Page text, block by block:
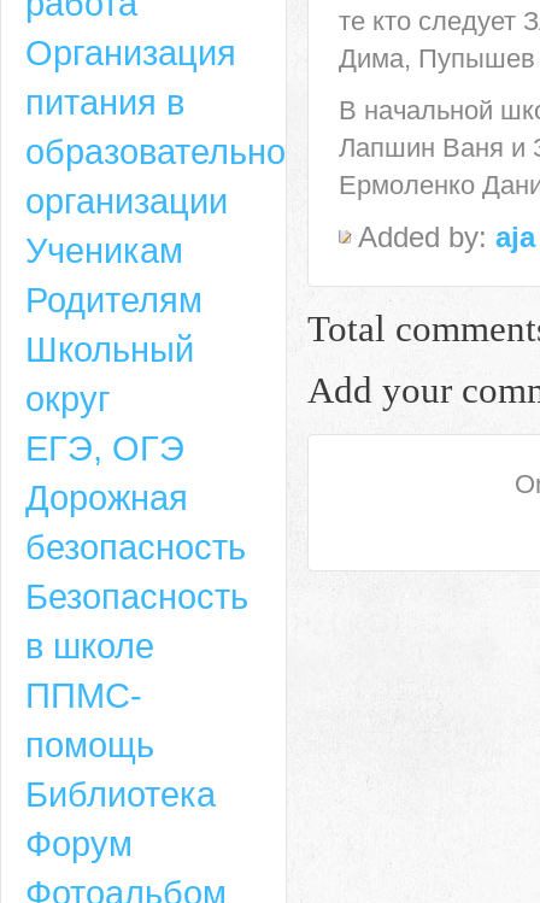
Адрес
те кто
Дима,
В начальной
Лапшин Ваня и
Ермоленко
Added by: aja
Total
Add your
Организация
питания в
образовательной
организации
Ученикам
Родителям
Школьный
округ
ЕГЭ, ОГЭ
Дорожная
безопасность
Безопасность
в школе
ППМС-
помощь
Библиотека
Форум
Фотоальбом